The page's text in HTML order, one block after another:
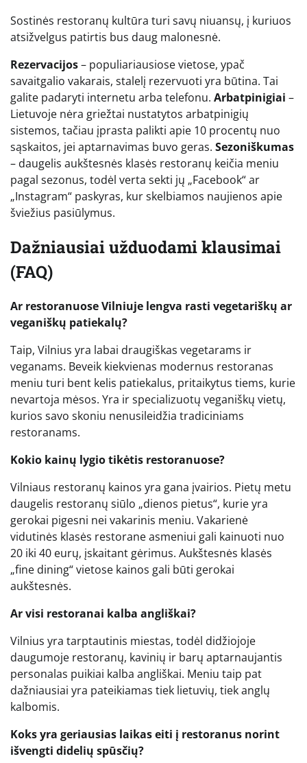
Sostinės restoranų kultūra turi savų niuansų, į kuriuos
atsižvelgus patirtis bus daug malonesnė.
Rezervacijos– populiariausiose vietose, ypač
savaitgalio vakarais, stalelį rezervuoti yra būtina. Tai
galite padaryti internetu arba telefonu. Arbatpinigiai –
Lietuvoje nėra griežtai nustatytos arbatpinigių
sistemos, tačiau įprasta palikti apie 10 procentų nuo
sąskaitos, jei aptarnavimas buvo geras. Sezoniškumas
– daugelis aukštesnės klasės restoranų keičia meniu
pagal sezonus, todėl verta sekti jų „Facebook“ ar
„Instagram“ paskyras, kur skelbiamos naujienos apie
šviežius pasiūlymus.
Dažniausiai užduodami klausimai
(FAQ)
Ar restoranuose Vilniuje lengva rasti vegetariškų ar
veganiškų patiekalų?
Taip, Vilnius yra labai draugiškas vegetarams ir
veganams. Beveik kiekvienas modernus restoranas
meniu turi bent kelis patiekalus, pritaikytus tiems, kurie
nevartoja mėsos. Yra ir specializuotų veganiškų vietų,
kurios savo skoniu nenusileidžia tradiciniams
restoranams.
Kokio kainų lygio tikėtis restoranuose?
Vilniaus restoranų kainos yra gana įvairios. Pietų metu
daugelis restoranų siūlo „dienos pietus“, kurie yra
gerokai pigesni nei vakarinis meniu. Vakarienė
vidutinės klasės restorane asmeniui gali kainuoti nuo
20 iki 40 eurų, įskaitant gėrimus. Aukštesnės klasės
„fine dining“ vietose kainos gali būti gerokai
aukštesnės.
Ar visi restoranai kalba angliškai?
Vilnius yra tarptautinis miestas, todėl didžiojoje
daugumoje restoranų, kavinių ir barų aptarnaujantis
personalas puikiai kalba angliškai. Meniu taip pat
dažniausiai yra pateikiamas tiek lietuvių, tiek anglų
kalbomis.
Koks yra geriausias laikas eiti į restoranus norint
išvengti didelių spūsčių?